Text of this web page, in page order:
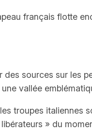
français flotte
sources sur les
vallée
troupes italiennes
libérateurs » du